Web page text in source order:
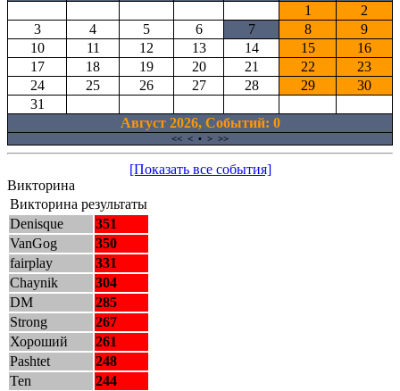
1
2
3
4 5 6 7 8
9
10
11 12 13 14 15
16
17
18 19 20 21 22
23
24
25 26 27 28 29
30
31
Август 2026, Cобытий: 0
<< < • > >>
[Показать все события]
Викторина
Викторина результаты
Denisque
351
VanGog
350
fairplay
331
Chaynik
304
DM
285
Strong
267
Хороший
261
Pashtet
248
Ten
244